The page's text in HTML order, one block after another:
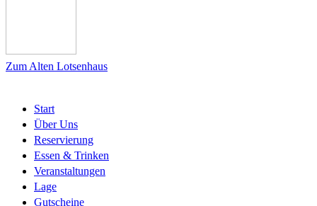
Zum Alten Lotsenhaus
Start
Über Uns
Reservierung
Essen & Trinken
Veranstaltungen
Lage
Gutscheine